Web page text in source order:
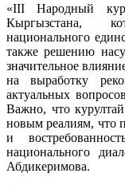
«III Народный
Кыргызстана,
национального
также решению
значительное
на выработку
актуальных
Важно, что курултай
новым реалиям, что
и
национального
Абдикеримова.